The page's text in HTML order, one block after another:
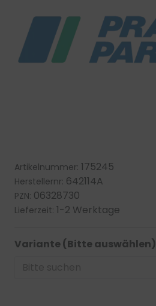
Artikelnummer: 175245
Herstellernr: 642114A
PZN: 06328730
Lieferzeit: 1-2 Werktage
Variante (Bitte auswählen)